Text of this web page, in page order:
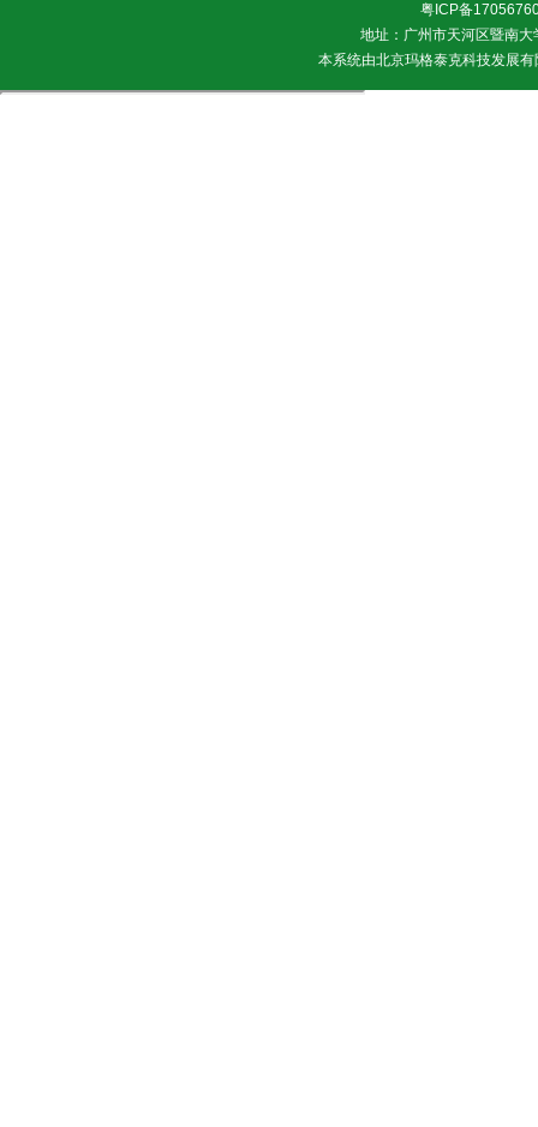
粤ICP备
地址：广州市天河区暨南
本系统由北京玛格泰克科技发展有